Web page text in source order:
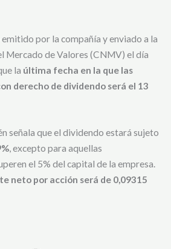
emitido por la compañía y enviado a la
Mercado de Valores (CNMV) el día
la última fecha en la que las
derecho de dividendo será el 13
señala que el dividendo estará sujeto
, excepto para aquellas
el 5% del capital de la empresa.
neto por acción será de 0,09315